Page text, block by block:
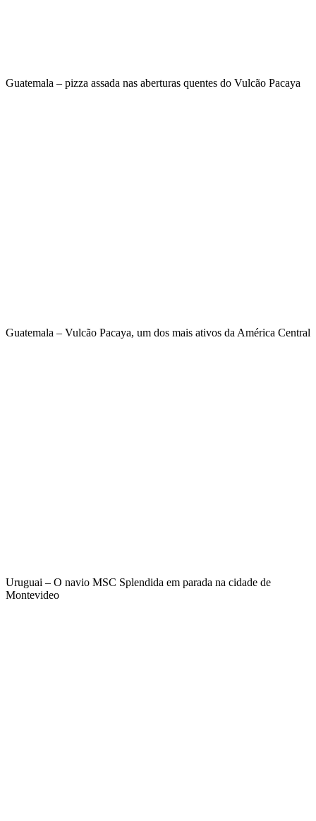
Guatemala – pizza assada nas aberturas quentes do Vulcão Pacaya
Guatemala – Vulcão Pacaya, um dos mais ativos da América Central
Uruguai – O navio MSC Splendida em parada na cidade de
Montevideo